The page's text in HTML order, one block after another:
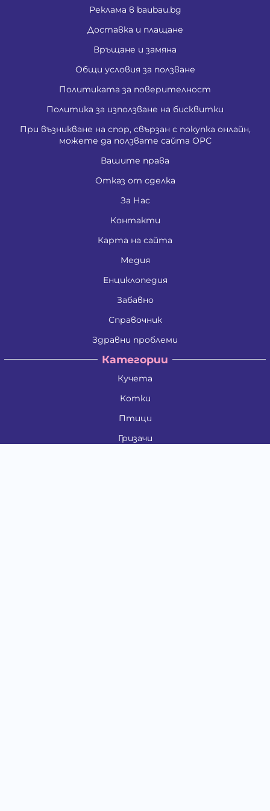
Реклама в baubau.bg
Доставка и плащане
Връщане и замяна
Общи условия за ползване
Политиката за поверителност
Политика за използване на бисквитки
При възникване на спор, свързан с покупка онлайн,
можете да ползвате сайта ОРС
Вашите права
Отказ от сделка
За Нас
Контакти
Карта на сайта
Медия
Енциклопедия
Забавно
Справочник
Здравни проблеми
Категории
Кучета
Котки
Птици
Гризачи